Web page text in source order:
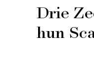
Drie
hun